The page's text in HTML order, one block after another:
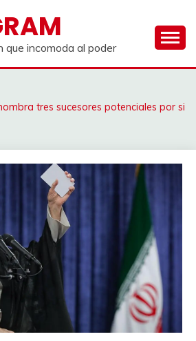
que incomoda al poder
tres sucesores potenciales por si